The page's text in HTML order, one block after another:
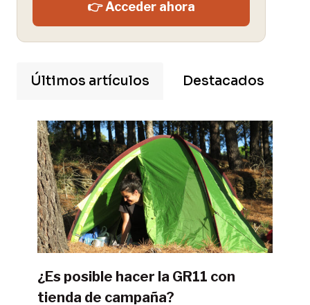
👉 Acceder ahora
Últimos artículos Destacados
¿Es posible hacer la GR11 con
tienda de campaña?